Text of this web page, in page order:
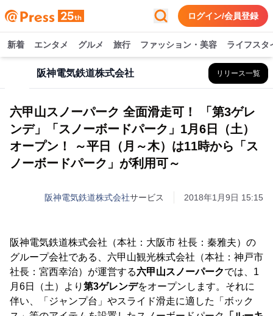
ログイン/会員登録
新着 エンタメ グルメ 旅行 ファッション・美容 ライフスタ
阪神電気鉄道株式会社 リリース一覧
六甲山スノーパーク 全面滑走可！ 「第3ゲレ
ンデ」「スノーボードパーク」1月6日（土）
オープン！ ～平日（月～木）は11時から「ス
ノーボードパーク」が利用可～
阪神電気鉄道株式会社サービス 2018年1月9日 15:15
阪神電気鉄道株式会社（本社：大阪市 社長：秦雅夫）の
グループ会社である、六甲山観光株式会社（本社：神戸市
社長：宮西幸治）が運営する六甲山スノーパークでは、1
月6日（土）より 第3ゲレンデをオープンします。それに
伴い、「ジャンプ台」やスライド滑走に適した「ボック